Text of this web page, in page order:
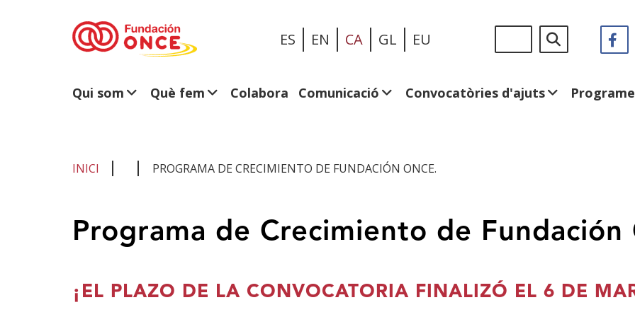
ES EN CA GL EU
en:
Qui som Què fem Colabora Comunicació Convocatòries d'ajuts
INICI PROGRAMA DE CRECIMIENTO DE FUNDACIÓN ONCE.
Programa de Crecimiento de Fundación
¡EL PLAZO DE LA CONVOCATORIA FINALIZÓ EL 6 DE